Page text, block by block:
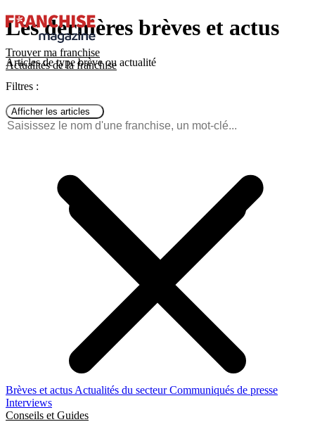
Trouver ma franchise
Actualités de la franchise
Brèves et actusActualités du secteurCommuniqués de presse
Interviews
Conseils et Guides
Les dernières brèves et actus
Articles de type brève ou actualité
Filtres :
Afficher les articles